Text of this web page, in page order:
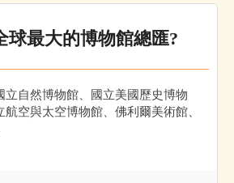
球最大的博物館總匯?
立自然博物館、國立美國歷史博物
空與太空博物館、佛利爾美術館、